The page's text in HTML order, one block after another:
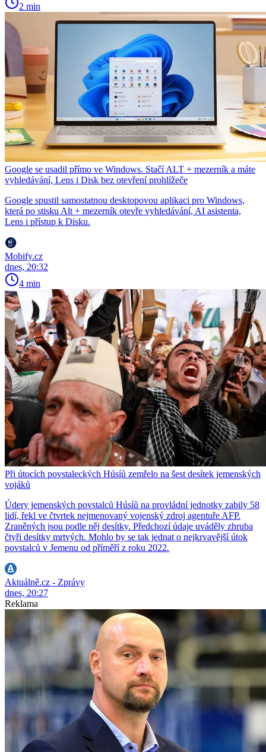
2 min
Google se usadil přímo ve Windows. Stačí ALT + mezerník a máte
vyhledávání, Lens i Disk bez otevření prohlížeče
Google spustil samostatnou desktopovou aplikaci pro Windows,
která po stisku Alt + mezerník otevře vyhledávání, AI asistenta,
Lens i přístup k Disku.
Mobify.cz
dnes, 20:32
4 min
Při útocích povstaleckých Húsíů zemřelo na šest desítek jemenských
vojáků
Údery jemenských povstalců Húsíů na provládní jednotky zabily 58
lidí, řekl ve čtvrtek nejmenovaný vojenský zdroj agentuře AFP.
Zraněných jsou podle něj desítky. Předchozí údaje uváděly zhruba
čtyři desítky mrtvých. Mohlo by se tak jednat o nejkrvavější útok
povstalců v Jemenu od příměří z roku 2022.
Aktuálně.cz - Zprávy
dnes, 20:27
Reklama